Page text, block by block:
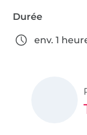
Durée
env. 1